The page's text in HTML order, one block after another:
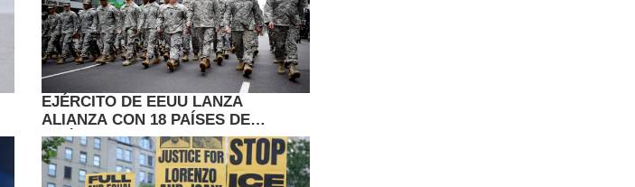
EJÉRCITO DE EEUU LANZA
ALIANZA CON 18 PAÍSES DE
AMÉRICA PARA COMBATIR EL
CRIMEN ORGANIZADO